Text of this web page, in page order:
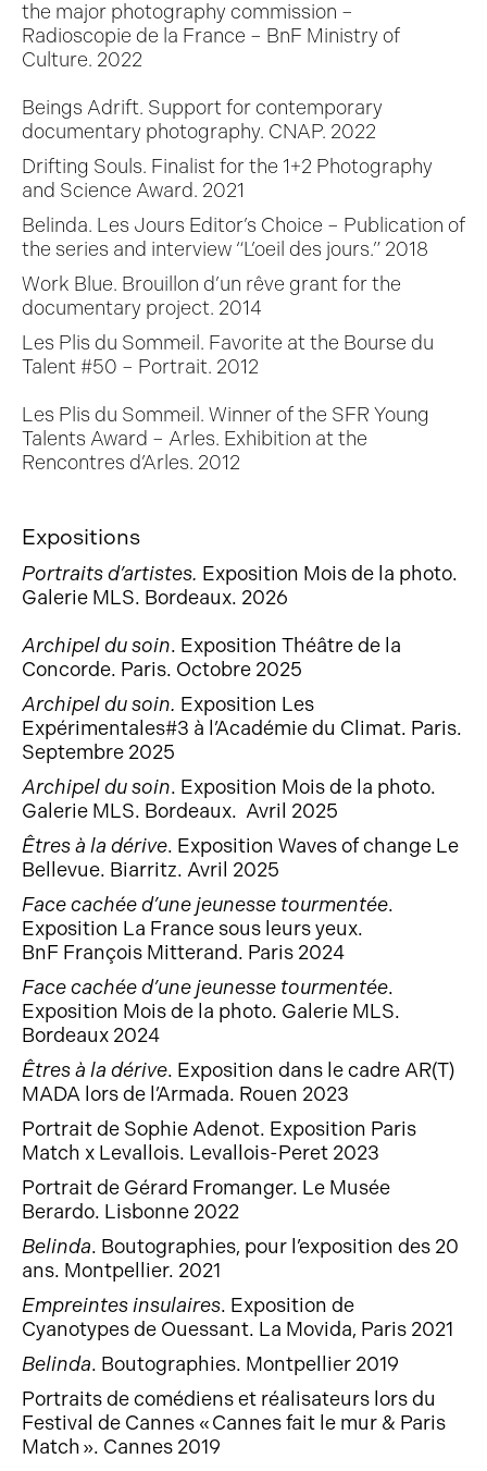
the major photography commission –
Radioscopie de la France – BnF Ministry of
Culture. 2022
Beings Adrift. Support for contemporary
documentary photography. CNAP. 2022
Drifting Souls. Finalist for the 1+2 Photography
and Science Award. 2021
Belinda. Les Jours Editor’s Choice – Publication of
the series and interview “L’oeil des jours.” 2018
Work Blue. Brouillon d’un rêve grant for the
documentary project. 2014
Les Plis du Sommeil. Favorite at the Bourse du
Talent #50 – Portrait. 2012
Les Plis du Sommeil. Winner of the SFR Young
Talents Award – Arles. Exhibition at the
Rencontres d’Arles. 2012
Expositions
Portraits d’artistes. Exposition Mois de la photo.
Galerie MLS. Bordeaux. 2026
Archipel du soin. Exposition Théâtre de la
Concorde. Paris. Octobre 2025
Archipel du soin. Exposition Les
Expérimentales#3 à l’Académie du Climat. Paris.
Septembre 2025
Archipel du soin. Exposition Mois de la photo.
Galerie MLS. Bordeaux. Avril 2025
Êtres à la dérive. Exposition Waves of change Le
Bellevue. Biarritz. Avril 2025
Face cachée d’une jeunesse tourmentée.
Exposition La France sous leurs yeux.
BnF François Mitterand. Paris 2024
Face cachée d’une jeunesse tourmentée.
Exposition Mois de la photo. Galerie MLS.
Bordeaux 2024
Êtres à la dérive. Exposition dans le cadre AR(T)
MADA lors de l’Armada. Rouen 2023
Portrait de Sophie Adenot. Exposition Paris
Match x Levallois. Levallois-Peret 2023
Portrait de Gérard Fromanger. Le Musée
Berardo. Lisbonne 2022
Belinda. Boutographies, pour l’exposition des 20
ans. Montpellier. 2021
Empreintes insulaires. Exposition de
Cyanotypes de Ouessant. La Movida, Paris 2021
Belinda. Boutographies. Montpellier 2019
Portraits de comédiens et réalisateurs lors du
Festival de Cannes « Cannes fait le mur & Paris
Match ». Cannes 2019